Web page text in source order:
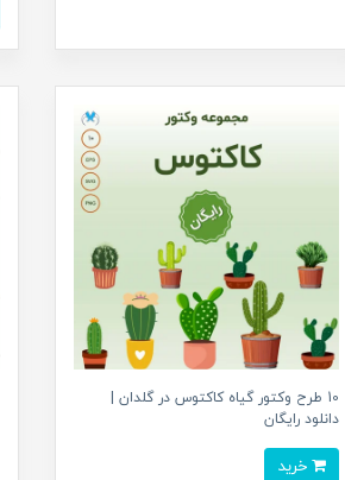
10 طرح وکتور گیاه کاکتوس در گلدان |
دانلود رایگان
خرید